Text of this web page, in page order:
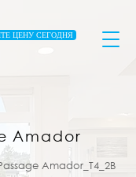
ЦЕНУ СЕГОДНЯ
Amador
Amador_T4_2B